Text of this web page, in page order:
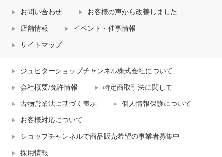
お問い合わせ お客様の声から改善しました
店舗情報 イベント・催事情報
サイトマップ
ジュピターショップチャンネル株式会社について
会社概要/免許情報 特定商取引法に関して
古物営業法に基づく表示 個人情報保護について
お客様対応について
ショップチャンネルで商品販売希望の事業者募集中
採用情報